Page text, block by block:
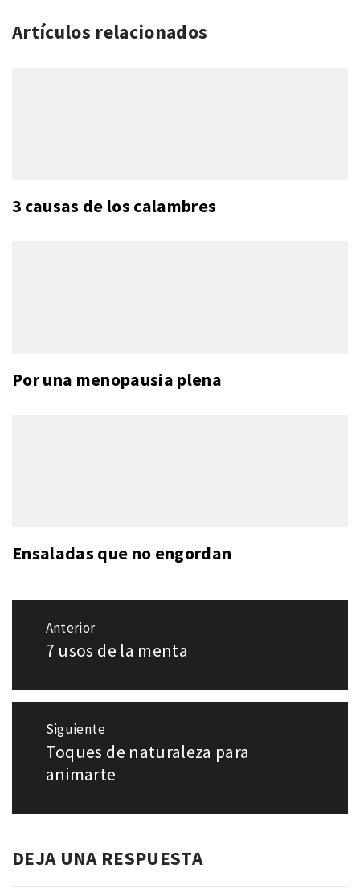
Artículos relacionados
3 causas de los calambres
Por una menopausia plena
Ensaladas que no engordan
Navegación
entradas
Anterior
Entrada
7 usos de la menta
Siguiente
Entrada
siguiente:
Toques de naturaleza para
animarte
DEJA UNA RESPUESTA